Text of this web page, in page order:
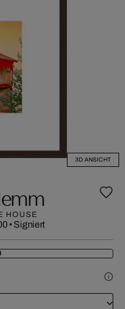
3D ANSICHT
HOUSE
• Signiert